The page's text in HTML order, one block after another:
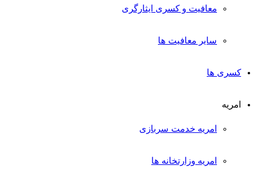
معافیت و کسری ایثارگری
سایر معافیت ها
کسری ها
امریه
امریه خدمت سربازی
امریه وزارتخانه ها